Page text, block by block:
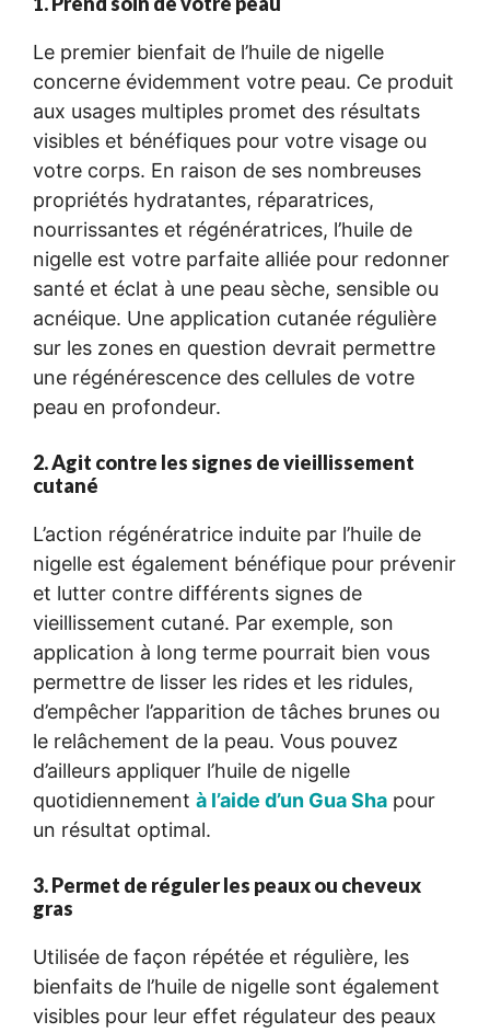
Le premier bienfait de l’huile de nigelle
concerne évidemment votre peau. Ce produit
aux usages multiples promet des résultats
visibles et bénéfiques pour votre visage ou
votre corps. En raison de ses nombreuses
propriétés hydratantes, réparatrices,
nourrissantes et régénératrices, l’huile de
nigelle est votre parfaite alliée pour redonner
santé et éclat à une peau sèche, sensible ou
acnéique. Une application cutanée régulière
sur les zones en question devrait permettre
une régénérescence des cellules de votre
peau en profondeur.
2. Agit contre les signes de vieillissement
cutané
L’action régénératrice induite par l’huile de
nigelle est également bénéfique pour prévenir
et lutter contre différents signes de
vieillissement cutané. Par exemple, son
application à long terme pourrait bien vous
permettre de lisser les rides et les ridules,
d’empêcher l’apparition de tâches brunes ou
le relâchement de la peau. Vous pouvez
d’ailleurs appliquer l’huile de nigelle
quotidiennement à l’aide d’un Gua Sha pour
un résultat optimal.
3. Permet de réguler les peaux ou cheveux
gras
Utilisée de façon répétée et régulière, les
bienfaits de l’huile de nigelle sont également
visibles pour leur effet régulateur des peaux